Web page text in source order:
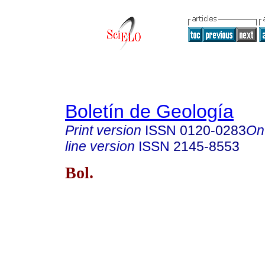
Boletín de Geología
Print version ISSN 0120-0283
line version ISSN 2145-8553
Bol.